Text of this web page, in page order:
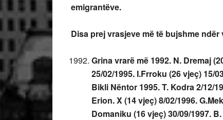
emigrantëve.
Disa prej vrasjeve më të bujshme
Grina vrarë më 1992. N. Dremaj
25/02/1995. I.Frroku (26 vjeç) 15/
Bikli Nëntor 1995. T. Kodra 2/12/
Erion. X (14 vjeç) 8/02/1996.
Domaniku (16 vjeç) 30/09/1997.